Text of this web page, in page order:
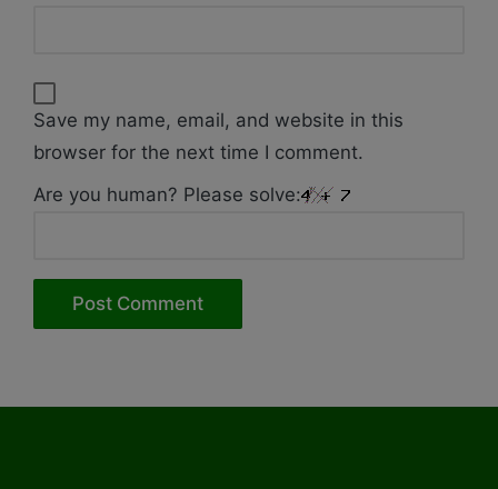
Save my name, email, and website in this
browser for the next time I comment.
Are you human? Please solve: